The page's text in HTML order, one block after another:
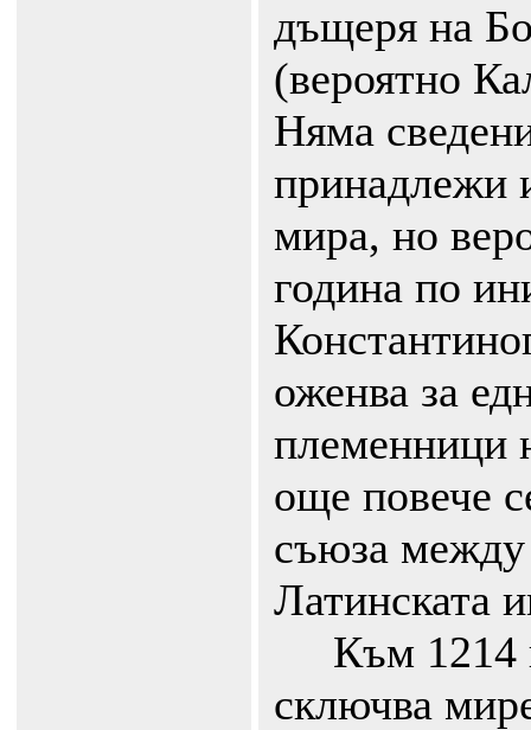
дъщеря на
(вероятно
Няма
принадлежи
мира, но
година по
оженва за
племенници
още повече
съюза
Латинската
Към 1214
сключва